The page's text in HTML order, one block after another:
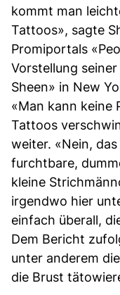
kommt man
Tattoos», sagte
Promiportals
Vorstellung
Sheen» in New
«Man kann keine
Tattoos
weiter. «Nein,
furchtbare,
kleine
irgendwo hier
einfach überall,
Dem Bericht
unter anderem
die Brust